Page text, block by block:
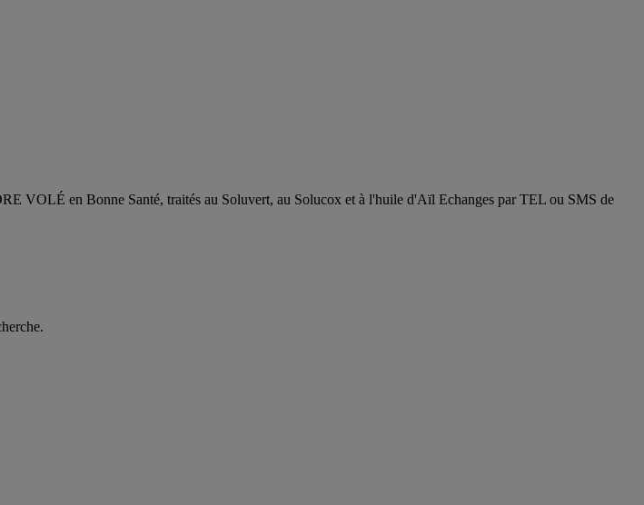
en Bonne Santé, traités au Soluvert, au Solucox et à l'huile d'Aïl Echanges par TEL ou SMS de